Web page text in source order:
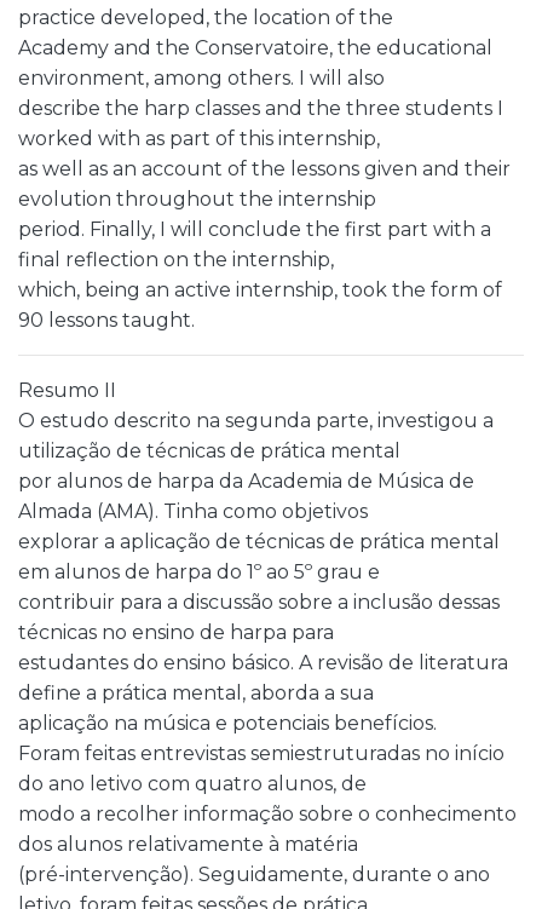
practice developed, the location of the
Academy and the Conservatoire, the educational
environment, among others. I will also
describe the harp classes and the three students I
worked with as part of this internship,
as well as an account of the lessons given and their
evolution throughout the internship
period. Finally, I will conclude the first part with a
final reflection on the internship,
which, being an active internship, took the form of
90 lessons taught.
Resumo II
O estudo descrito na segunda parte, investigou a
utilização de técnicas de prática mental
por alunos de harpa da Academia de Música de
Almada (AMA). Tinha como objetivos
explorar a aplicação de técnicas de prática mental
em alunos de harpa do 1º ao 5º grau e
contribuir para a discussão sobre a inclusão dessas
técnicas no ensino de harpa para
estudantes do ensino básico. A revisão de literatura
define a prática mental, aborda a sua
aplicação na música e potenciais benefícios.
Foram feitas entrevistas semiestruturadas no início
do ano letivo com quatro alunos, de
modo a recolher informação sobre o conhecimento
dos alunos relativamente à matéria
(pré-intervenção). Seguidamente, durante o ano